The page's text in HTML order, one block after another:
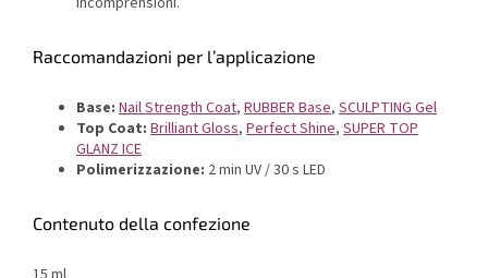
Raccomandazioni per l’applicazione
Base: Nail Strength Coat, RUBBER Base, SCULPTING Gel
Top Coat: Brilliant Gloss, Perfect Shine, SUPER TOP
GLANZ ICE
Polimerizzazione: 2 min UV / 30 s LED
Contenuto della confezione